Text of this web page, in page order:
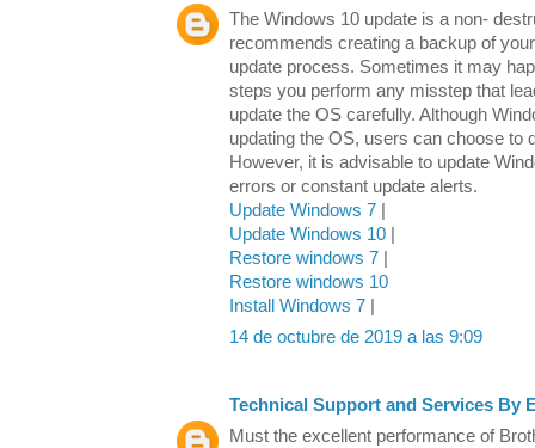
The Windows 10 update is a non-
recommends creating a backup of
update process. Sometimes it may
steps you perform any misstep that
update the OS carefully. Although
updating the OS, users can choose to
However, it is advisable to update
errors or constant update alerts.
Update Windows 7
Update Windows 10
Restore windows 7
Restore windows 10
Install Windows 7
14 de octubre de 2019 a las 9:09
Technical Support and Services By
Must the excellent performance of